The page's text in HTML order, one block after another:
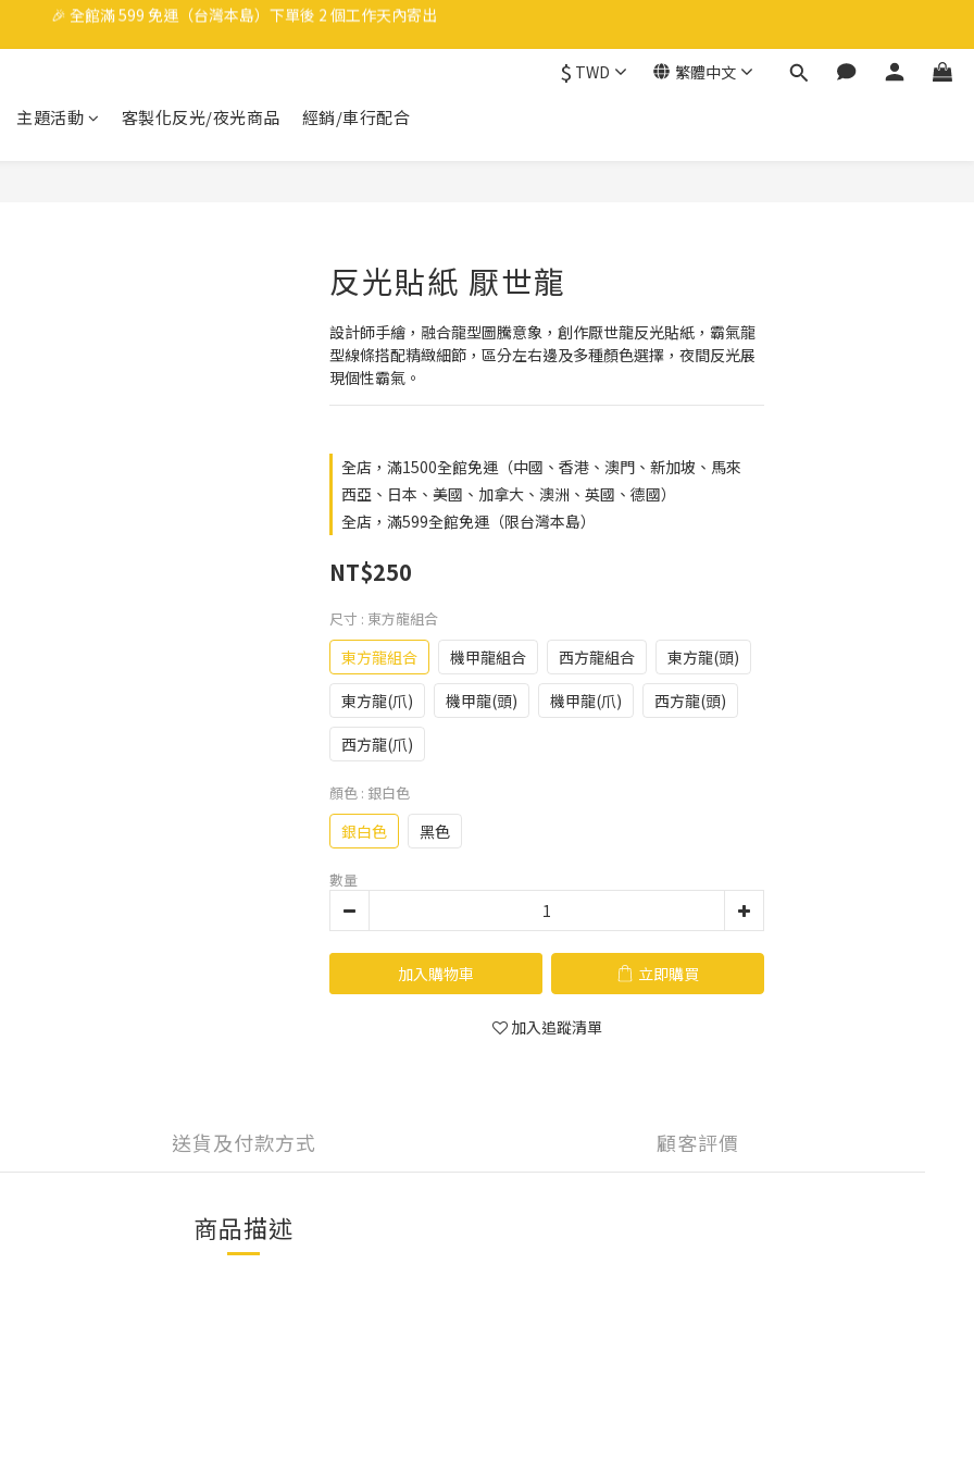
🎉 全館滿 599 免運（台灣本島）下單後 2 個工作天內寄出
$ TWD 繁體中文
主題活動 客製化反光/夜光商品 經銷/車行配合
反光貼紙 厭世龍
設計師手繪，融合龍型圖騰意象，創作厭世龍反光貼紙，霸氣龍
型線條搭配精緻細節，區分左右邊及多種顏色選擇，夜間反光展
現個性霸氣。
全店，滿1500全館免運（中國、香港、澳門、新加坡、馬來
西亞、日本、美國、加拿大、澳洲、英國、德國）
全店，滿599全館免運（限台灣本島）
NT$250
尺寸 : 東方龍組合
東方龍組合 機甲龍組合 西方龍組合
東方龍(頭)
東方龍(爪)
機甲龍(頭) 機甲龍(爪)
西方龍(頭)
西方龍(爪)
顏色 : 銀白色
銀白色 黑色
數量
加入購物車 立即購買
加入追蹤清單
送貨及付款方式 顧客評價
商品描述